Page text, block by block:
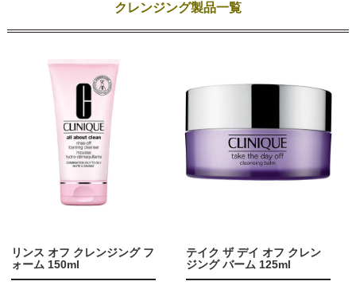
クレンジング製品一覧
リンス オフ クレンジング フ
ォーム 150ml
テイク ザ デイ オフ クレン
ジング バーム 125ml